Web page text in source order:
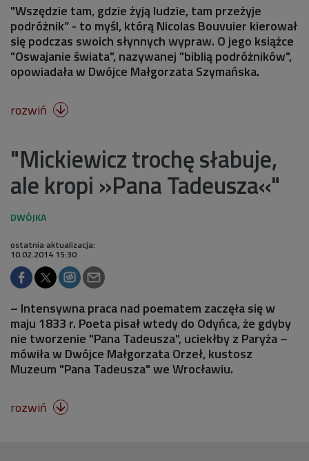
"Wszędzie tam, gdzie żyją ludzie, tam przeżyje
podróżnik” - to myśl, którą Nicolas Bouvuier kierował
się podczas swoich słynnych wypraw. O jego książce
"Oswajanie świata", nazywanej "biblią podróżników",
opowiadała w Dwójce Małgorzata Szymańska.
rozwiń 
"Mickiewicz trochę słabuje,
ale kropi »Pana Tadeusza«"
ostatnia aktualizacja:
10.02.2014 15:30
– Intensywna praca nad poematem zaczęła się w
maju 1833 r. Poeta pisał wtedy do Odyńca, że gdyby
nie tworzenie "Pana Tadeusza", uciekłby z Paryża –
mówiła w Dwójce Małgorzata Orzeł, kustosz
Muzeum "Pana Tadeusza" we Wrocławiu.
rozwiń 